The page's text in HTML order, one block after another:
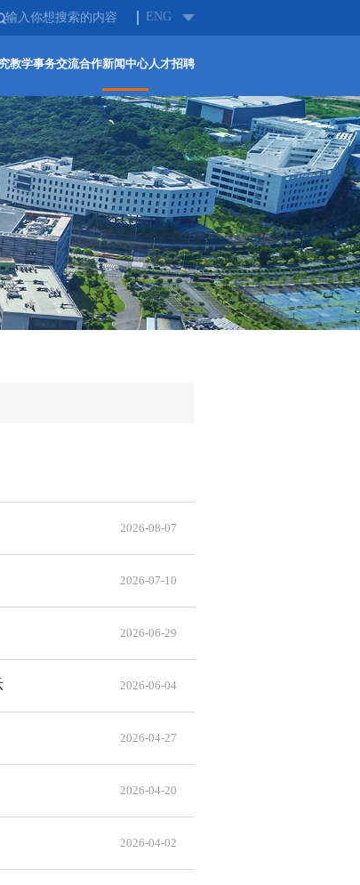
ENG
教学事务交流合作新闻中心人才招聘
2026-08-07
2026-07-10
2026-06-29
2026-06-04
2026-04-27
2026-04-20
2026-04-02